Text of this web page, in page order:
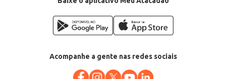
Acompanhe a gente nas redes sociais